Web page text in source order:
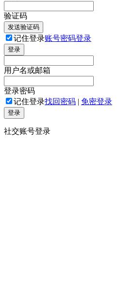
验证码
发送验证码
记住登录账号密码登录
登录
用户名或邮箱
登录密码
记住登录找回密码 | 免密登录
登录
社交账号登录